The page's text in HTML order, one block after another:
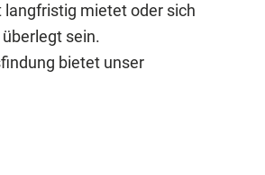
langfristig mietet oder sich
sein.
bietet unser